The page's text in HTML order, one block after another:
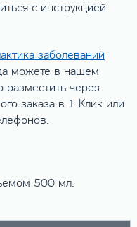
с инструкцией
заболеваний
можете в нашем
через
заказа в 1 Клик или
500 мл.